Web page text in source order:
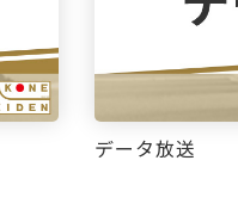
データ放送